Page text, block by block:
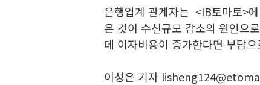
은행업계 관계자는 <IB토마토>
은 것이 수신규모 감소의 원인으
데 이자비용이 증가한다면 부담
이성은 기자